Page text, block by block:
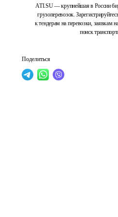
ATI.SU — крупнейшая в России
грузоперевозок.
к тендерам на перевозки, заявкам
поиск
Поделиться